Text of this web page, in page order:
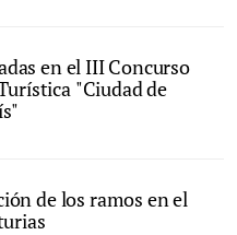
en el III Concurso
"Ciudad de
de los ramos en el